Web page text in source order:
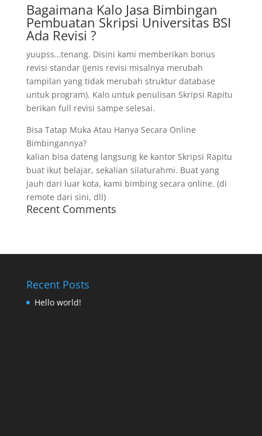
Bagaimana Kalo Jasa Bimbingan
Pembuatan Skripsi Universitas BSI
Ada Revisi ?
yuupss…tenang. Disini kami memberikan bonus
revisi standar (jenis revisi misalnya merubah
tampilan yang tidak merubah struktur database
untuk program). Kalo untuk penulisan Skripsi Rapitu
berikan full revisi sampe selesai.
Bisa Tatap Muka Atau Hanya Secara Online
Bimbingannya?
kalian bisa dateng langsung ke kantor Skripsi Rapitu
buat ikut belajar, sekalian silaturahmi. Buat yang
jauh dari luar kota, kami bimbing secara online. (di
remote dari sini, dll)
Recent Comments
Recent Posts
Hello world!